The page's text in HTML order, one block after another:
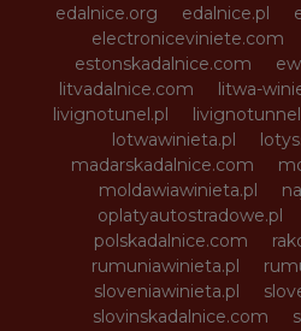
edalnice.org
edalnice.pl
electroniceviniete.com
estonskadalnice.com
litvadalnice.com
litwa-
livignotunel.pl
lotwawinieta.pl
madarskadalnice.com
moldawiawinieta.pl
oplatyautostradowe.pl
polskadalnice.com
rumuniawinieta.pl
sloveniawinieta.pl
slovinskadalnice.com